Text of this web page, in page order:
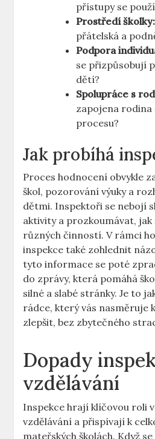
přístupy se
Prostředí školky:
přátelská a
Podpora
se ‍přizpůsobují
⁤dětí?
Spolupráce s
⁣zapojena‌ rodina
procesu?
Jak‍ probíhá
Proces hodnocení obvykle
škol, pozorování výuky a
dětmi. ​Inspektoři se nebojí
aktivity a prozkoumávat,
různých činností. V rámci
‌inspekce také zohlednit
tyto informace se poté⁣
do zprávy, která pomáhá
silné a ⁣slabé stránky. Je to
rádce, který‍ vás nasměruje
zlepšit, bez zbytečného
Dopady
vzdělávání
Inspekce hrají klíčovou roli
vzdělávání a přispívají k
mateřských⁢ školách. Když⁣